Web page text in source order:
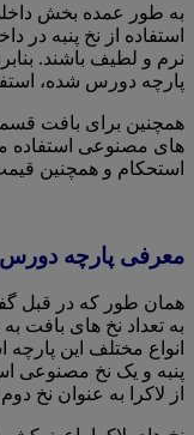
به طور عمده بخش
استفاده از نخ پنبه
نرم و لطیف باشند.
پارچه دورس شده،
همچنین برای بافت
های مصنوعی استفاده
استحکام و همچنین
معرفی پارچه دورس
همان طور که در قبل
به تعداد نخ های بافت
انواع مختلف این
پنبه و یک نخ مصنوعی
از لاکرا به عنوان نخ